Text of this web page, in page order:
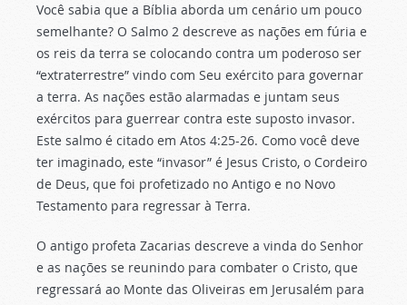
Você sabia que a Bíblia aborda um cenário um pouco
semelhante? O Salmo 2 descreve as nações em fúria e
os reis da terra se colocando contra um poderoso ser
“extraterrestre” vindo com Seu exército para governar
a terra. As nações estão alarmadas e juntam seus
exércitos para guerrear contra este suposto invasor.
Este salmo é citado em Atos 4:25-26. Como você deve
ter imaginado, este “invasor” é Jesus Cristo, o Cordeiro
de Deus, que foi profetizado no Antigo e no Novo
Testamento para regressar à Terra.
O antigo profeta Zacarias descreve a vinda do Senhor
e as nações se reunindo para combater o Cristo, que
regressará ao Monte das Oliveiras em Jerusalém para